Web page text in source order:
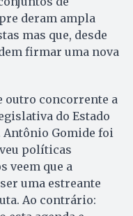
deram ampla
mas que, desde
firmar uma nova
outro concorrente a
do Estado
Antônio Gomide foi
políticas
veem que a
uma estreante
Ao contrário: